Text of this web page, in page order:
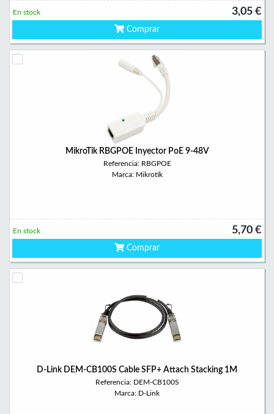
3,05 €
En stock
Comprar
MikroTik RBGPOE Inyector PoE 9-48V
Referencia: RBGPOE
Marca: Mikrotik
5,70 €
En stock
Comprar
D-Link DEM-CB100S Cable SFP+ Attach Stacking 1M
Referencia: DEM-CB100S
Marca: D-Link